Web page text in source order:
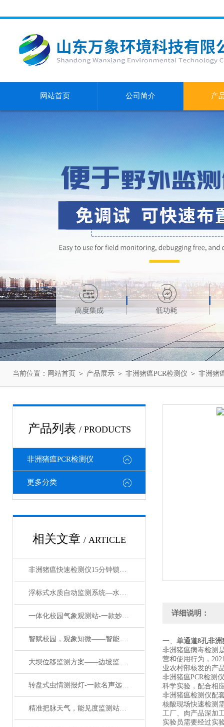
网站首页 公司简介 产
当前位置： 网站首页 ＞ 产品展示 ＞ 非洲猪瘟PCR检测仪 ＞ 非洲猪
产品列表 / PRODUCTS
非洲猪瘟PCR检测仪
更多分类
相关文章 / ARTICLE
非洲猪瘟快速检测仪15分钟锁定疫情的“分子侦察兵”
浮标式水质自动监测系统—水域 “污染预警岗”：浮标式监测站的在线防御术
一体化校园气象观测站-一款妙不可言的校园数字气象站设备#2023已更新
智赋校园，观象知微——智能数字一体化校园气象站赋能成长
大坝位移监测方案——边坡监测新篇章：内部位移设备守护每一寸安全
转盘式虫情测报灯-一款名声远扬的物联网自动虫情测报灯#2023已更新
精准把脉天气，能见度监测站为交通护航——城市能见度监测站
详细说明：
一、 单通道8孔非
非洲猪瘟病毒检测
营和使用行为，
业农村部核发的产
非洲猪瘟PCR检测
科学实验，配合相
非洲猪瘟检测仪配
核酸现场快速检测
工厂、肉产品深加
实验员需要经过实